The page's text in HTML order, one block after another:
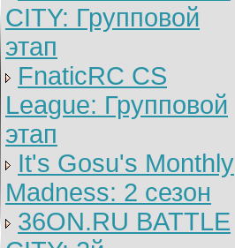
CITY: Групповой
этап
FnaticRC CS
League: Групповой
этап
It's Gosu's Monthly
Madness: 2 сезон
36ON.RU BATTLE